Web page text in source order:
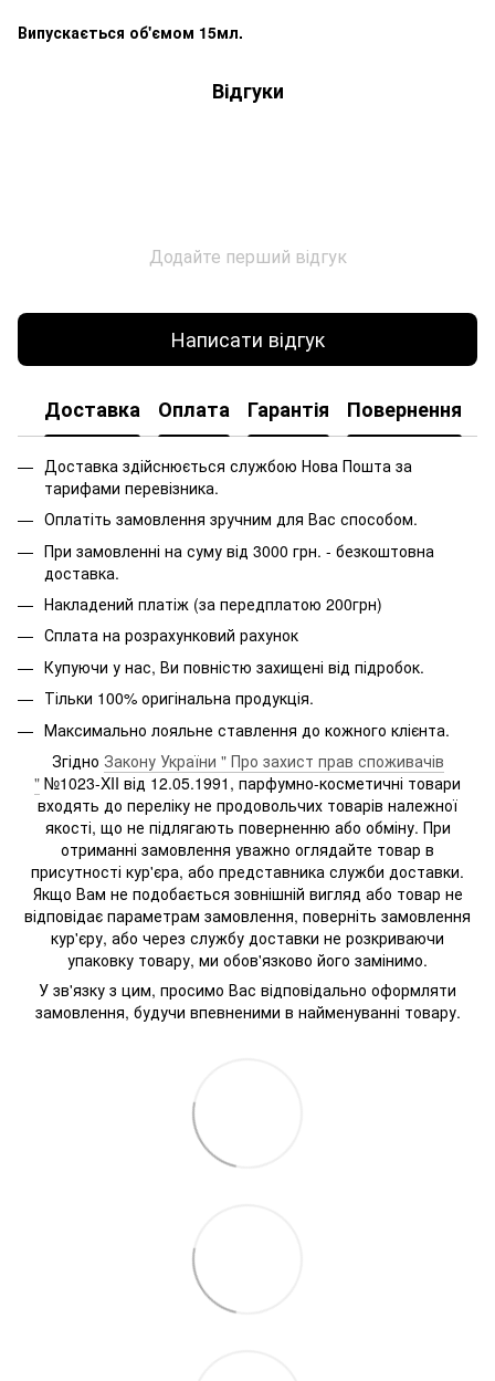
Випускається об'ємом 15мл.
Відгуки
Додайте перший відгук
Написати відгук
Доставка Оплата Гарантія Повернення
Доставка здійснюється службою Нова Пошта за
тарифами перевізника.
Оплатіть замовлення зручним для Вас способом.
При замовленні на суму від 3000 грн. - безкоштовна
доставка.
Накладений платіж (за передплатою 200грн)
Сплата на розрахунковий рахунок
Купуючи у нас, Ви повністю захищені від підробок.
Тільки 100% оригінальна продукція.
Максимально лояльне ставлення до кожного клієнта.
Згідно Закону України " Про захист прав споживачів
" №1023-XII від 12.05.1991, парфумно-косметичні товари
входять до переліку не продовольчих товарів належної
якості, що не підлягають поверненню або обміну. При
отриманні замовлення уважно оглядайте товар в
присутності кур'єра, або представника служби доставки.
Якщо Вам не подобається зовнішній вигляд або товар не
відповідає параметрам замовлення, поверніть замовлення
кур'єру, або через службу доставки не розкриваючи
упаковку товару, ми обов'язково його замінимо.
У зв'язку з цим, просимо Вас відповідально оформляти
замовлення, будучи впевненими в найменуванні товару.